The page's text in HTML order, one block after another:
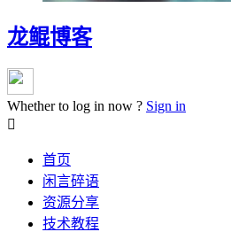
龙鲲博客
Whether to log in now ? Sign in

首页
闲言碎语
资源分享
技术教程